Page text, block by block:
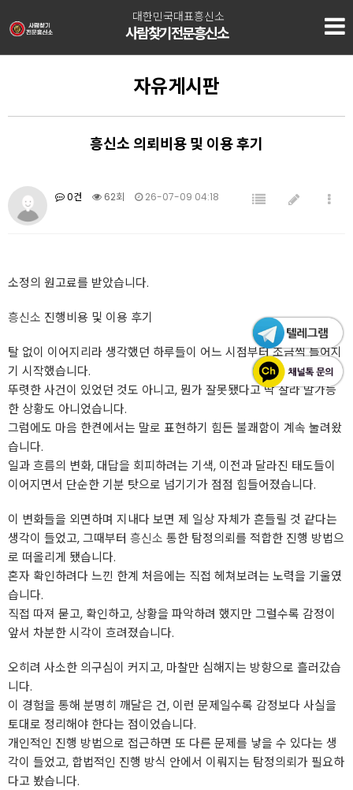
대한민국대표흥신소
사람찾기전문흥신소
자유게시판
흥신소 의뢰비용 및 이용 후기
0건 62회 26-07-09 04:18
소정의 원고료를 받았습니다.
흥신소 진행비용 및 이용 후기
탈 없이 이어지리라 생각했던 하루들이 어느 시점부터 조금씩 틀어지
기 시작했습니다.
뚜렷한 사건이 있었던 것도 아니고, 뭔가 잘못됐다고 딱 잘라 말가능
한 상황도 아니었습니다.
그럼에도 마음 한켠에서는 말로 표현하기 힘든 불쾌함이 계속 눌려왔
습니다.
일과 흐름의 변화, 대답을 회피하려는 기색, 이전과 달라진 태도들이
이어지면서 단순한 기분 탓으로 넘기기가 점점 힘들어졌습니다.
이 변화들을 외면하며 지내다 보면 제 일상 자체가 흔들릴 것 같다는
생각이 들었고, 그때부터 흥신소 통한 탐정의뢰를 적합한 진행 방법으
로 떠올리게 됐습니다.
혼자 확인하려다 느낀 한계 처음에는 직접 헤쳐보려는 노력을 기울였
습니다.
직접 따져 묻고, 확인하고, 상황을 파악하려 했지만 그럴수록 감정이
앞서 차분한 시각이 흐려졌습니다.
오히려 사소한 의구심이 커지고, 마찰만 심해지는 방향으로 흘러갔습
니다.
이 경험을 통해 분명히 깨달은 건, 이런 문제일수록 감정보다 사실을
토대로 정리해야 한다는 점이었습니다.
개인적인 진행 방법으로 접근하면 또 다른 문제를 낳을 수 있다는 생
각이 들었고, 합법적인 진행 방식 안에서 이뤄지는 탐정의뢰가 필요하
다고 봤습니다.